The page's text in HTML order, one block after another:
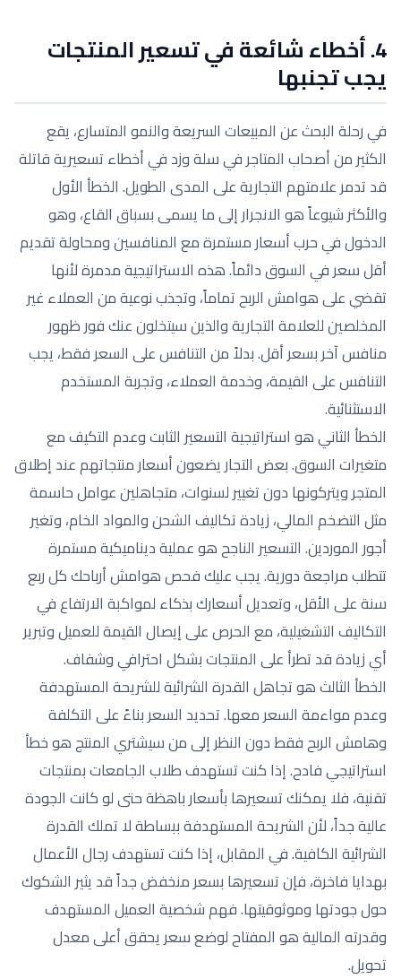
4. أخطاء شائعة في تسعير المنتجات
يجب تجنبها
في رحلة البحث عن المبيعات السريعة والنمو المتسارع، يقع
الكثير من أصحاب المتاجر في سلة وزد في أخطاء تسعيرية قاتلة
قد تدمر علامتهم التجارية على المدى الطويل. الخطأ الأول
والأكثر شيوعاً هو الانجرار إلى ما يسمى بسباق القاع، وهو
الدخول في حرب أسعار مستمرة مع المنافسين ومحاولة تقديم
أقل سعر في السوق دائماً. هذه الاستراتيجية مدمرة لأنها
تقضي على هوامش الربح تماماً، وتجذب نوعية من العملاء غير
المخلصين للعلامة التجارية والذين سيتخلون عنك فور ظهور
منافس آخر بسعر أقل. بدلاً من التنافس على السعر فقط، يجب
التنافس على القيمة، وخدمة العملاء، وتجربة المستخدم
الاستثنائية.
الخطأ الثاني هو استراتيجية التسعير الثابت وعدم التكيف مع
متغيرات السوق. بعض التجار يضعون أسعار منتجاتهم عند إطلاق
المتجر ويتركونها دون تغيير لسنوات، متجاهلين عوامل حاسمة
مثل التضخم المالي، زيادة تكاليف الشحن والمواد الخام، وتغير
أجور الموردين. التسعير الناجح هو عملية ديناميكية مستمرة
تتطلب مراجعة دورية. يجب عليك فحص هوامش أرباحك كل ربع
سنة على الأقل، وتعديل أسعارك بذكاء لمواكبة الارتفاع في
التكاليف التشغيلية، مع الحرص على إيصال القيمة للعميل وتبرير
أي زيادة قد تطرأ على المنتجات بشكل احترافي وشفاف.
الخطأ الثالث هو تجاهل القدرة الشرائية للشريحة المستهدفة
وعدم مواءمة السعر معها. تحديد السعر بناءً على التكلفة
وهامش الربح فقط دون النظر إلى من سيشتري المنتج هو خطأ
استراتيجي فادح. إذا كنت تستهدف طلاب الجامعات بمنتجات
تقنية، فلا يمكنك تسعيرها بأسعار باهظة حتى لو كانت الجودة
عالية جداً، لأن الشريحة المستهدفة ببساطة لا تملك القدرة
الشرائية الكافية. في المقابل، إذا كنت تستهدف رجال الأعمال
بهدايا فاخرة، فإن تسعيرها بسعر منخفض جداً قد يثير الشكوك
حول جودتها وموثوقيتها. فهم شخصية العميل المستهدف
وقدرته المالية هو المفتاح لوضع سعر يحقق أعلى معدل
تحويل.